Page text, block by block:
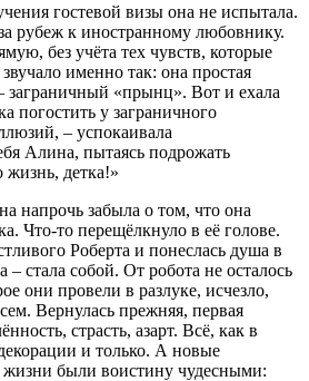
гостевой визы она не испытала.
рубеж к иностранному любовнику.
без учёта тех чувств, которые
именно так: она простая
заграничный «прынц». Вот и ехала
погостить у заграничного
– успокаивала
Алина, пытаясь подрожать
детка!»
напрочь забыла о том, что она
Что-то перещёлкнуло в её голове.
Роберта и понеслась душа в
стала собой. От робота не осталось
они провели в разлуке, исчезло,
Вернулась прежняя, первая
страсть, азарт. Всё, как в
и только. А новые
жизни были воистину чудесными: